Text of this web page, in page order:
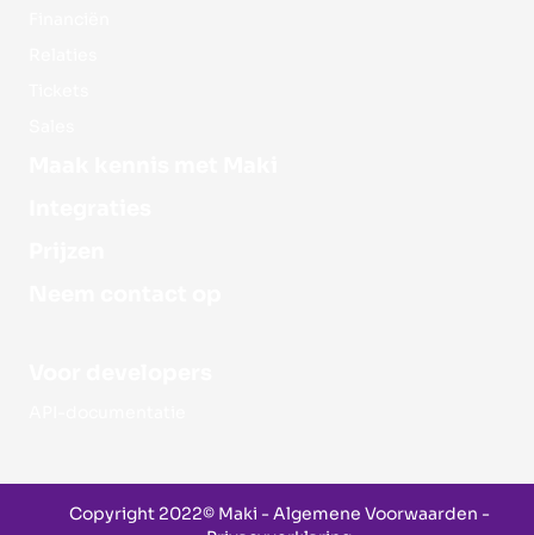
Copyright 2022© Maki - Algemene Voorwaarden -